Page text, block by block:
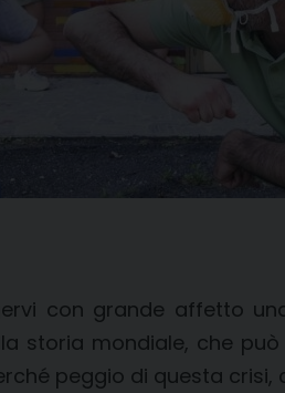
con grande affetto
storia mondiale, che
peggio di questa